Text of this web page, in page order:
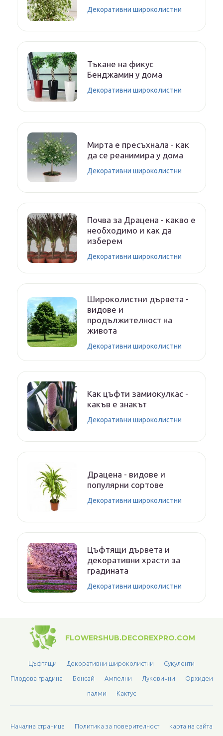
Декоративни широколистни
Тъкане на фикус
Бенджамин у дома
Декоративни широколистни
Мирта е пресъхнала - как
да се реанимира у дома
Декоративни широколистни
Почва за Драцена - какво е
необходимо и как да
изберем
Декоративни широколистни
Широколистни дървета -
видове и
продължителност на
живота
Декоративни широколистни
Как цъфти замиокулкас -
какъв е знакът
Декоративни широколистни
Драцена - видове и
популярни сортове
Декоративни широколистни
Цъфтящи дървета и
декоративни храсти за
градината
Декоративни широколистни
FLOWERSHUB.DECOREXPRO.COM
Цъфтящи Декоративни широколистни Сукуленти
Плодова градина Бонсай Ампелни Луковични Орхидеи
палми Кактус
Начална страница Политика за поверителност карта на сайта